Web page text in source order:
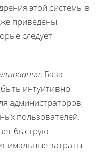
этой системы в
приведены
следует
: База
интуитивно
администраторов,
пользователей.
быструю
затраты